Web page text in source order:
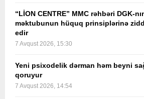
“LİON CENTRE” MMC rəhbəri DGK-
məktubunun hüquq prinsiplərinə
edir
7 Avqust 2026, 15:30
Yeni psixodelik dərman həm beyni
qoruyur
7 Avqust 2026, 14:54